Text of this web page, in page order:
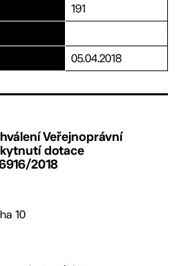
191
05.04.2018
Veřejnoprávní
dotace
2018
10